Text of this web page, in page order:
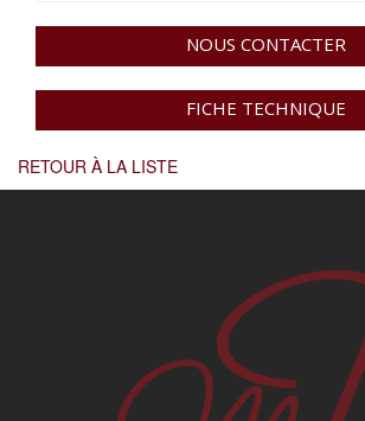
NOUS CONTACTER
FICHE TECHNIQUE
RETOUR À LA LISTE